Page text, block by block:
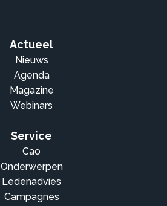
Actueel
Nieuws
Agenda
Magazine
Webinars
Service
Cao
Onderwerpen
Ledenadvies
Campagnes